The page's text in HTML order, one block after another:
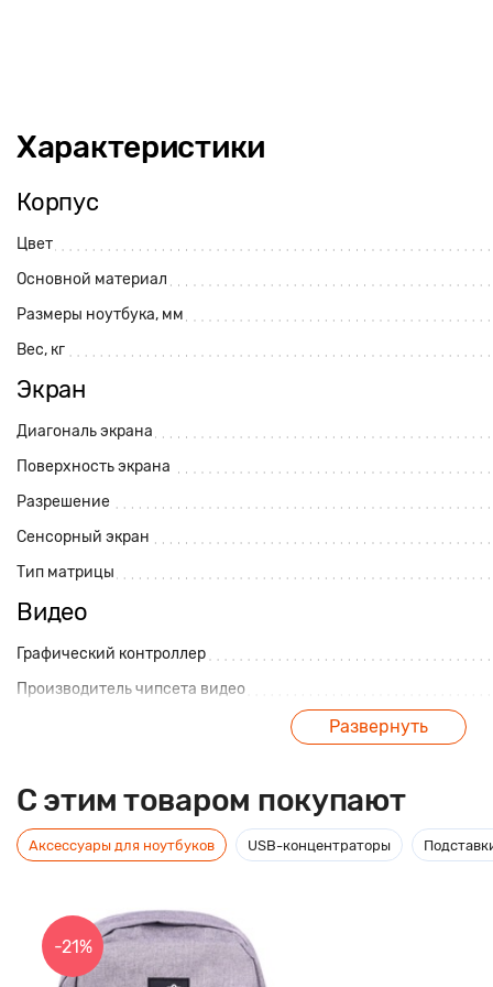
Характеристики
Корпус
Цвет
Основной материал
Размеры ноутбука, мм
Вес, кг
Экран
Диагональ экрана
Поверхность экрана
Разрешение
Сенсорный экран
Тип матрицы
Видео
Графический контроллер
Производитель чипсета видео
Процессор
Количество ядер процессора
Производитель процессора
Операционная система
Развернуть
C этим товаром покупают
Аксессуары для ноутбуков USB-концентраторы
-21%